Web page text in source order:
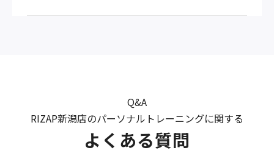
Q&A
RIZAP新潟店のパーソナルトレーニングに関する
よくある質問